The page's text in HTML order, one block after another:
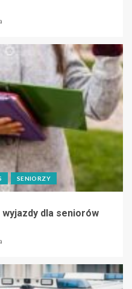
SENIORZY
dla seniorów